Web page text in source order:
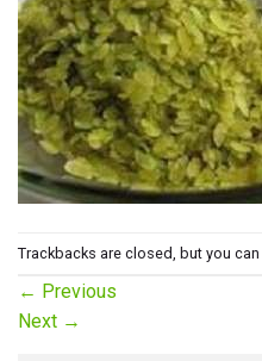
Trackbacks are closed, but you can
← Previous
Next →